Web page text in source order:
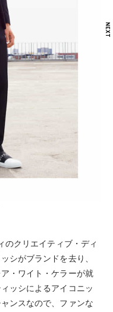
のクリエイティブ・ディ
シがブランドを去り、
・ワイト・ケラーが就
ッシによるアイコニッ
ンスなので、ファンな